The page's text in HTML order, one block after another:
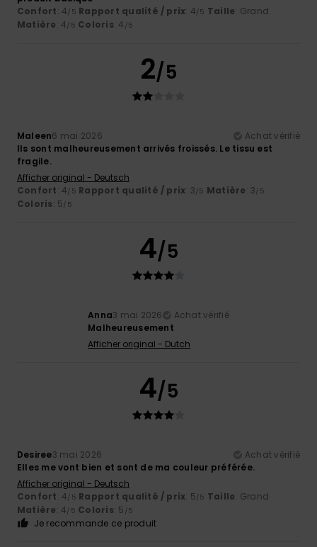
Confort: 4/5 Rapport qualité / prix: 4/5 Taille: Grand
Matière: 4/5 Coloris: 4 /5
2/5
Maleen6 mai 2026
Achat vérifié
Ils sont malheureusement arrivés froissés. Le tissu est
fragile.
Afficher original - Deutsch
Confort: 4/5 Rapport qualité / prix: 3/5 Matière: 3/5
Coloris: 5/5
4/5
Anna3 mai 2026
Achat vérifié
Malheureusement
Afficher original - Dutch
4/5
Desiree3 mai 2026
Achat vérifié
Elles me vont bien et sont de ma couleur préférée.
Afficher original - Deutsch
Confort: 4/5 Rapport qualité / prix: 5/5 Taille: Grand
Matière: 4/5 Coloris: 5 /5
Je recommande ce produit